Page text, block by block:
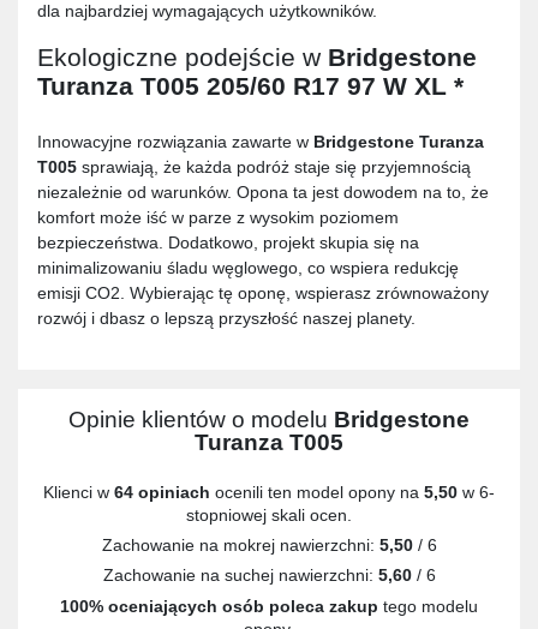
dla najbardziej wymagających użytkowników.
Ekologiczne podejście w Bridgestone
Turanza T005 205/60 R17 97 W XL *
Innowacyjne rozwiązania zawarte w Bridgestone Turanza
T005 sprawiają, że każda podróż staje się przyjemnością
niezależnie od warunków. Opona ta jest dowodem na to, że
komfort może iść w parze z wysokim poziomem
bezpieczeństwa. Dodatkowo, projekt skupia się na
minimalizowaniu śladu węglowego, co wspiera redukcję
emisji CO2. Wybierając tę oponę, wspierasz zrównoważony
rozwój i dbasz o lepszą przyszłość naszej planety.
Opinie klientów o modelu Bridgestone
Turanza T005
Klienci w 64 opiniach ocenili ten model opony na 5,50 w 6-
stopniowej skali ocen.
Zachowanie na mokrej nawierzchni: 5,50/ 6
Zachowanie na suchej nawierzchni: 5,60/ 6
100% oceniających osób poleca zakup tego modelu